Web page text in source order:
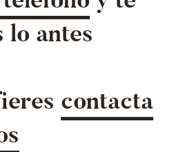
lo antes
contacta